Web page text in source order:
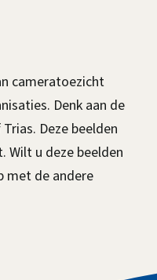
cameratoezicht
Denk aan de
Deze beelden
Wilt u deze beelden
met de andere